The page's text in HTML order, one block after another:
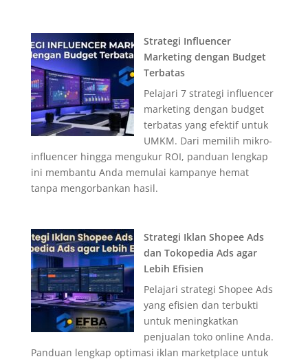
Strategi Influencer
Marketing dengan Budget
Terbatas
Pelajari 7 strategi influencer
marketing dengan budget
terbatas yang efektif untuk
UMKM. Dari memilih mikro-
influencer hingga mengukur ROI, panduan lengkap
ini membantu Anda memulai kampanye hemat
tanpa mengorbankan hasil.
Strategi Iklan Shopee Ads
dan Tokopedia Ads agar
Lebih Efisien
Pelajari strategi Shopee Ads
yang efisien dan terbukti
untuk meningkatkan
penjualan toko online Anda.
Panduan lengkap optimasi iklan marketplace untuk